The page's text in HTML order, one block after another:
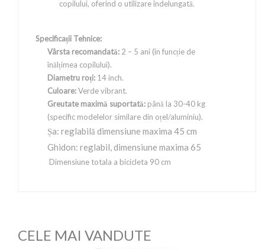
copilului, oferind o utilizare îndelungată.
Specificații Tehnice:
Vârsta recomandată: 2 – 5 ani (în funcție de
înălțimea copilului).
Diametru roți: 14 inch.
Culoare:Verde vibrant.
Greutate maximă suportată: până la 30-40 kg
(specific modelelor similare din oțel/aluminiu).
Șa: reglabilă dimensiune maxima 45 cm
Ghidon: reglabil, dimensiune maxima 65
Dimensiune totala a bicicleta 90 cm
CELE MAI VANDUTE